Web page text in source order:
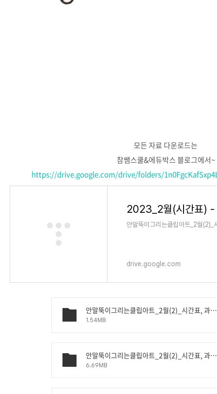
모든 자료 다운로드는
참쌤스쿨&에듀박스 블로그에서~
https://drive.google.com/drive/folders/
2023_2월(시간표)
안말뚝이그리는클립아트_2월
drive.google.com
안말뚝이그리는클립아트_2월(2)_시간표, 과목.pdf
1.54MB
안말뚝이그리는클립아트_2월(2)_시간표, 과목.pptx
6.69MB